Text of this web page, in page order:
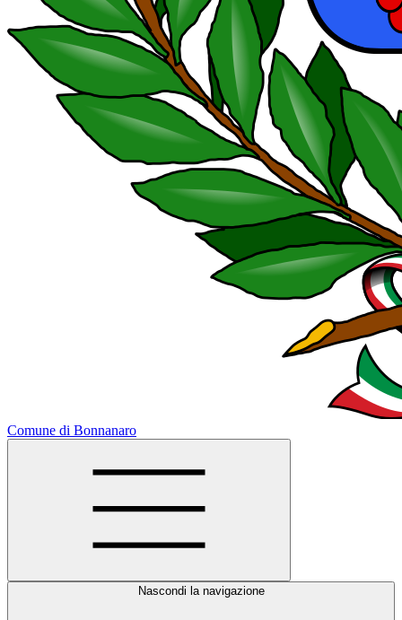
Comune di Bonnanaro
Nascondi la navigazione